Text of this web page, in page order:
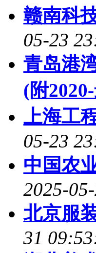
赣南科
05-23
青岛港
(附
上海工
05-23
中国农
2025-
北京服
31